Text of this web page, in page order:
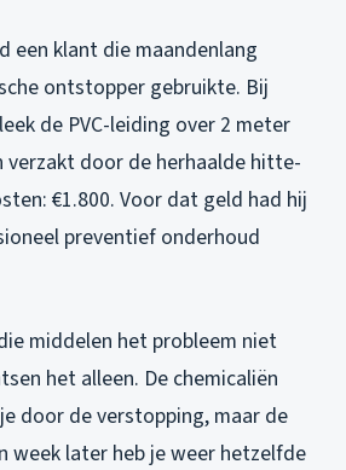
een klant die maandenlang
ontstopper gebruikte. Bij
de PVC-leiding over 2 meter
verzakt door de herhaalde hitte-
€1.800. Voor dat geld had hij
preventief onderhoud
middelen het probleem niet
het alleen. De chemicaliën
door de verstopping, maar de
week later heb je weer hetzelfde